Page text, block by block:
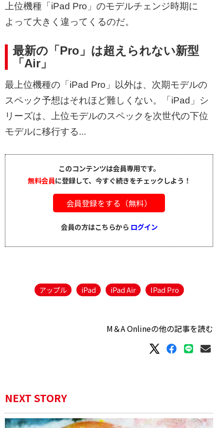
上位機種「iPad Pro」のモデルチェンジ時期に
よって大きく違ってくるのだ。
最新の「Pro」は超えられない新型
「Air」
最上位機種の「iPad Pro」以外は、次期モデルの
スペック予想はそれほど難しくない。「iPad」シ
リーズは、上位モデルのスペックを次世代の下位
モデルに移行する...
このコンテンツは会員専用です。
無料会員に登録して、今すぐ続きをチェックしよう！
会員登録をする（無料）
会員の方はこちらから ログイン
アップル iPad iPad Air IPad Pro
M＆A Onlineの他の記事を読む
NEXT STORY